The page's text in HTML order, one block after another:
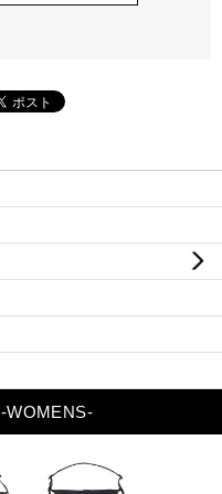
Next
-WOMENS-